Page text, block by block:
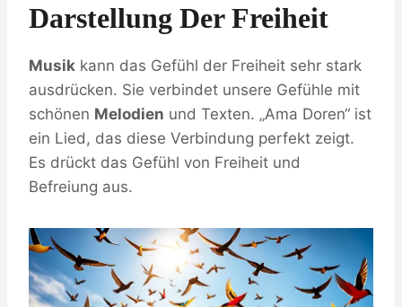
Darstellung Der Freiheit
Musik kann das Gefühl der Freiheit sehr stark
ausdrücken. Sie verbindet unsere Gefühle mit
schönen Melodien und Texten. „Ama Doren“ ist
ein Lied, das diese Verbindung perfekt zeigt.
Es drückt das Gefühl von Freiheit und
Befreiung aus.